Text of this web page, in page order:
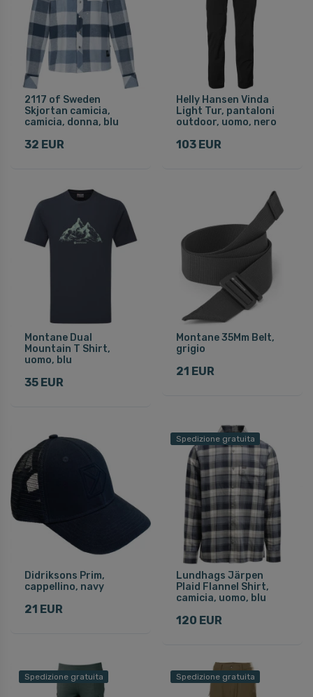
2117 of Sweden
Skjortan camicia,
camicia, donna, blu
32 EUR
Helly Hansen Vinda
Light Tur, pantaloni
outdoor, uomo, nero
103 EUR
Montane Dual
Mountain T Shirt,
uomo, blu
35 EUR
Montane 35Mm Belt,
grigio
21 EUR
Didriksons Prim,
cappellino, navy
21 EUR
Spedizione gratuita
Lundhags Järpen
Plaid Flannel Shirt,
camicia, uomo, blu
120 EUR
Spedizione gratuita Spedizione gratuita